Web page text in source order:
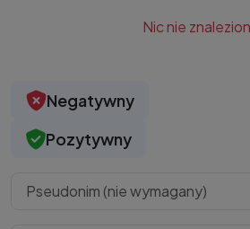
Nic nie
Negatywny
Pozytywny